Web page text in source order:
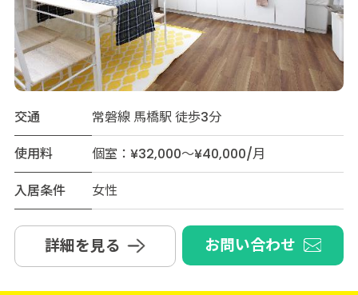
交通
常磐線 馬橋駅 徒歩3分
使用料
個室：¥32,000～¥40,000/月
入居条件
女性
詳細を見る お問い合わせ